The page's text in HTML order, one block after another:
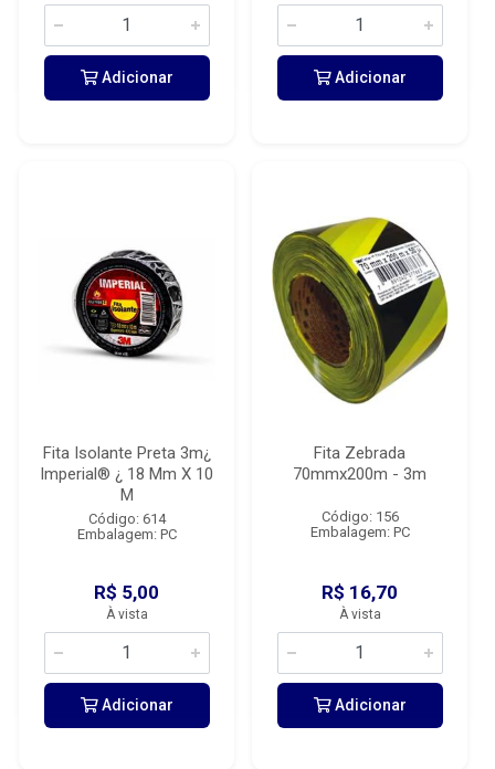
Adicionar Adicionar
Fita Isolante Preta 3m¿
Imperial® ¿ 18 Mm X 10
M
Código: 614
Embalagem: PC
R$ 5,00
À vista
Adicionar
Fita Zebrada
70mmx200m - 3m
Código: 156
Embalagem: PC
R$ 16,70
À vista
Adicionar